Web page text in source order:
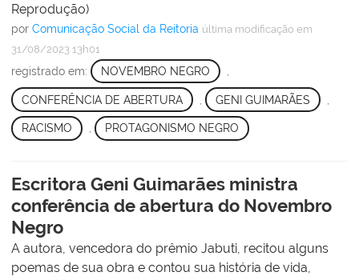
Reprodução)
por Comunicação Social da Reitoria última modificação em
31/08/2023 13h01
registrado em: NOVEMBRO NEGRO
CONFERÊNCIA DE ABERTURA GENI GUIMARÃES
RACISMO , PROTAGONISMO NEGRO
Escritora Geni Guimarães ministra
conferência de abertura do Novembro
Negro
A autora, vencedora do prêmio Jabuti, recitou alguns
poemas de sua obra e contou sua história de vida,